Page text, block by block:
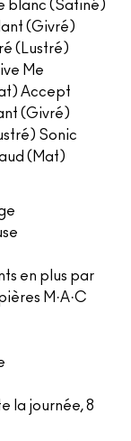
blanc (Satiné)
(Givré)
(Lustré)
Me
Accept
(Givré)
Sonic
(Mat)
en plus par
M·A·C
la journée, 8